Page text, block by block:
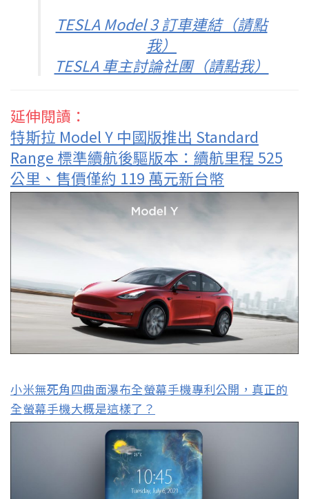
TESLA Model 3 訂車連結（請點
我）
TESLA 車主討論社團（請點我）
延伸閱讀：
特斯拉 Model Y 中國版推出 Standard
Range 標準續航後驅版本：續航里程 525
公里、售價僅約 119 萬元新台幣
小米無死角四曲面瀑布全螢幕手機專利公開，真正的
全螢幕手機大概是這樣了？